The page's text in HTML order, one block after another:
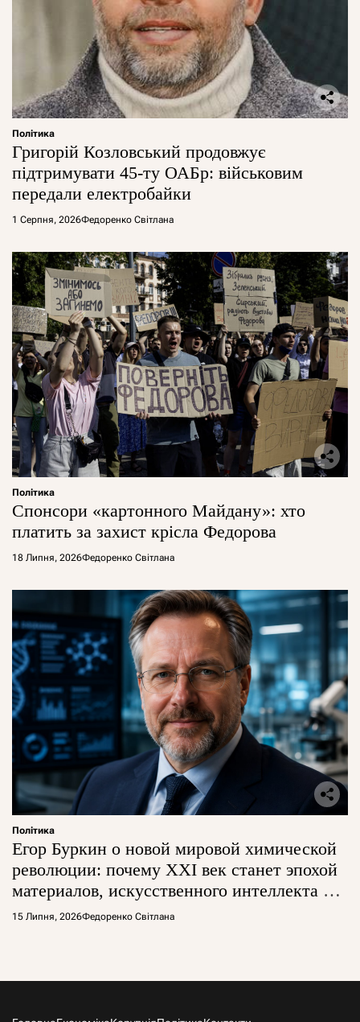
Політика
Григорій Козловський продовжує
підтримувати 45-ту ОАБр: військовим
передали електробайки
1 Серпня, 2026Федоренко Світлана
Політика
Спонсори «картонного Майдану»: хто
платить за захист крісла Федорова
18 Липня, 2026Федоренко Світлана
Політика
Егор Буркин о новой мировой химической
революции: почему XXI век станет эпохой
материалов, искусственного интеллекта и
глобальной борьбы за технологии
15 Липня, 2026Федоренко Світлана